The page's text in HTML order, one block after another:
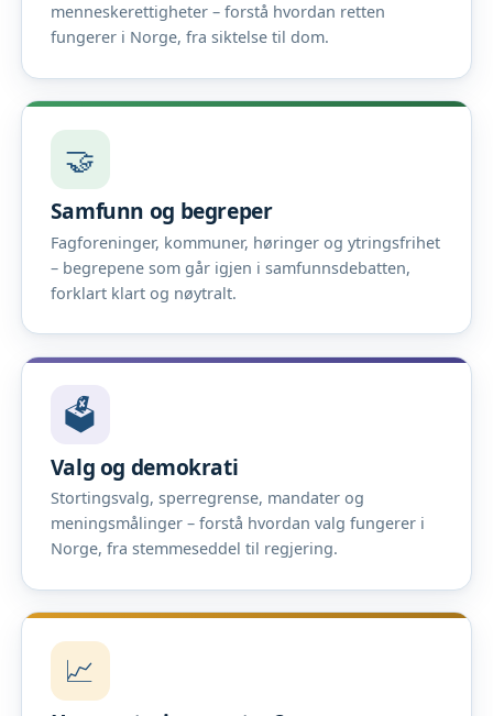
menneskerettigheter – forstå hvordan retten
fungerer i Norge, fra siktelse til dom.
🤝
Samfunn og begreper
Fagforeninger, kommuner, høringer og ytringsfrihet
– begrepene som går igjen i samfunnsdebatten,
forklart klart og nøytralt.
🗳️
Valg og demokrati
Stortingsvalg, sperregrense, mandater og
meningsmålinger – forstå hvordan valg fungerer i
Norge, fra stemmeseddel til regjering.
📈